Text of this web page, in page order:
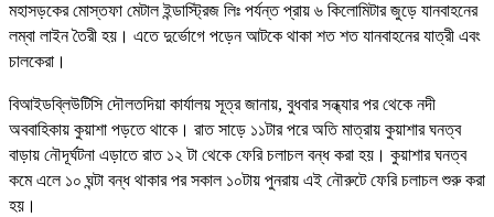
মহাসড়কের মোস্তফা মেটাল ইন্ডাস্ট্রিজ লিঃ পর্যন্ত প্রায় ৬ কিলোমিটার জুড়ে যানবাহনের
লম্বা লাইন তৈরী হয়। এতে দুর্ভোগে পড়েন আটকে থাকা শত শত যানবাহনের যাত্রী এবং
চালকেরা।
বিআইডব্লিউটিসি দৌলতদিয়া কার্যালয় সূত্র জানায়, বুধবার সন্ধ্যার পর থেকে নদী
অববাহিকায় কুয়াশা পড়তে থাকে। রাত সাড়ে ১১টার পরে অতি মাত্রায় কুয়াশার ঘনত্ব
বাড়ায় নৌদূর্ঘটনা এড়াতে রাত ১২ টা থেকে ফেরি চলাচল বন্ধ করা হয়। কুয়াশার ঘনত্ব
কমে এলে ১০ ঘন্টা বন্ধ থাকার পর সকাল ১০টায় পুনরায় এই নৌরুটে ফেরি চলাচল শুরু করা
হয়।